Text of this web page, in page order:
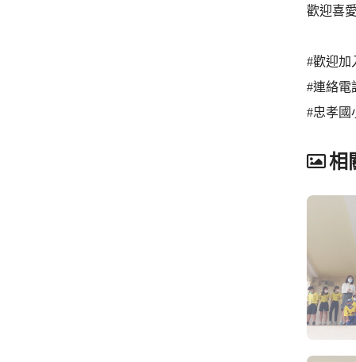
歡迎喜
#歡迎加
#連絡電
#忠孝國
相